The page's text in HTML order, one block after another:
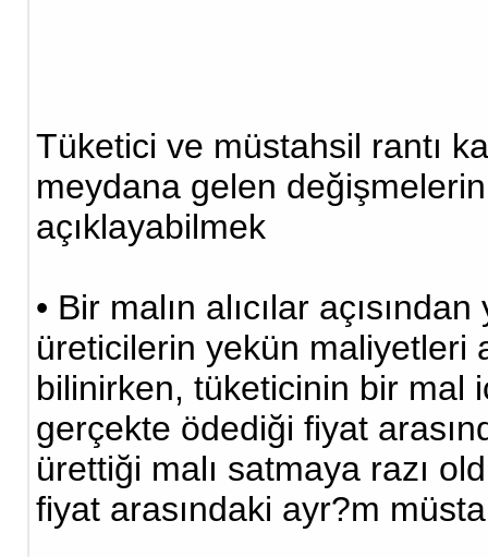
Tüketici ve müstahsil rantı
meydana gelen
açıklayabilmek
• Bir malın alıcılar
üreticilerin yekün maliyetleri
bilinirken, tüketicinin bir mal
gerçekte ödediği fiyat
ürettiği malı satmaya razı
fiyat arasındaki ayr?m